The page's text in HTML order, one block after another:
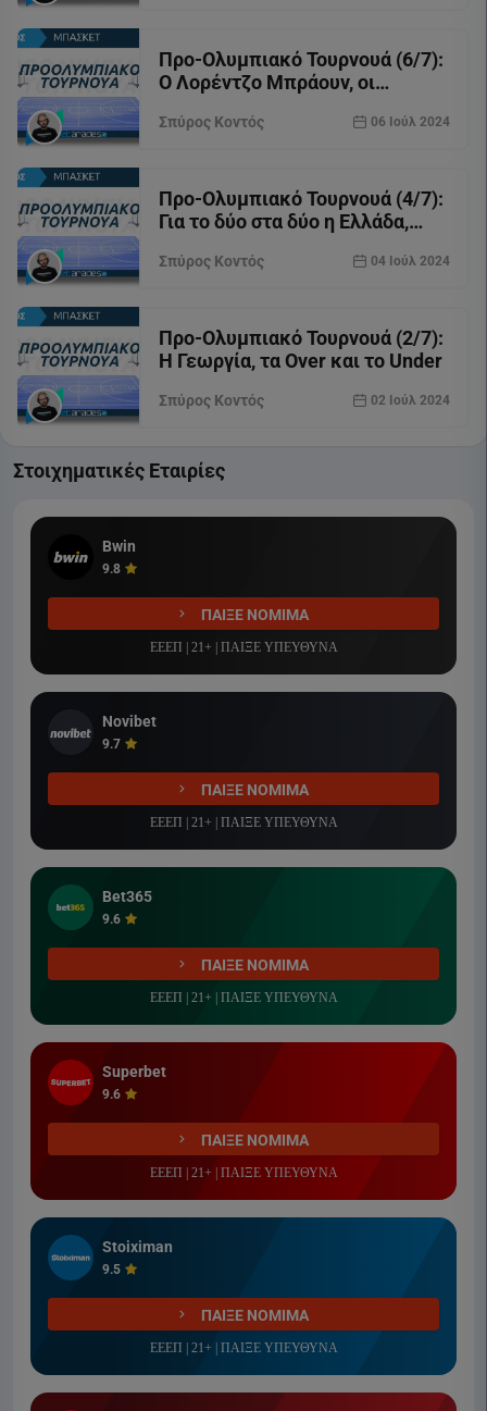
Προ-Ολυμπιακό Τουρνουά (6/7):
Ο Λορέντζο Μπράουν, οι
Σπύρος Κοντός 06 Ιούλ 2024
Προ-Ολυμπιακό Τουρνουά (4/7):
Για το δύο στα δύο η Ελλάδα,
Γεωργία
Σπύρος Κοντός 04 Ιούλ 2024
Προ-Ολυμπιακό Τουρνουά (2/7):
Η Γεωργία, τα Over και το Under
Σπύρος Κοντός 02 Ιούλ 2024
Στοιχηματικές Εταιρίες
Bwin
9.8
ΠΑΙΞΕ ΝΟΜΙΜΑ
ΕΕΕΠ | 21+ | ΠΑΙΞΕ ΥΠΕΥΘΥΝΑ
Novibet
9.7
ΠΑΙΞΕ ΝΟΜΙΜΑ
ΕΕΕΠ | 21+ | ΠΑΙΞΕ ΥΠΕΥΘΥΝΑ
Bet365
9.6
ΠΑΙΞΕ ΝΟΜΙΜΑ
ΕΕΕΠ | 21+ | ΠΑΙΞΕ ΥΠΕΥΘΥΝΑ
Superbet
9.6
ΠΑΙΞΕ ΝΟΜΙΜΑ
ΕΕΕΠ | 21+ | ΠΑΙΞΕ ΥΠΕΥΘΥΝΑ
Stoiximan
9.5
ΠΑΙΞΕ ΝΟΜΙΜΑ
ΕΕΕΠ | 21+ | ΠΑΙΞΕ ΥΠΕΥΘΥΝΑ